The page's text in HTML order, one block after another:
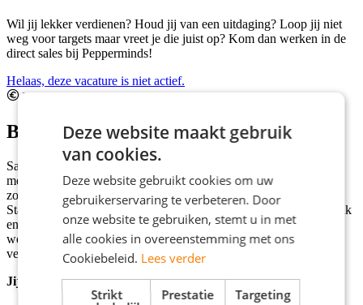
Wil jij lekker verdienen? Houd jij van een uitdaging? Loop jij niet
weg voor targets maar vreet je die juist op? Kom dan werken in de
direct sales bij Pepperminds!
Helaas, deze vacature is niet actief.
Tussen €450,00 en €750,00 Per week
Beschrijving
Samen met de leukste collega’s werk je door het hele land om
mensen te enthousiasmeren op straat of aan de deur voor merken
zoals het Rode Kruis, UNICEF, KWF Kankerbestrijding,
Staatsloterij, Artsen Zonder Grenzen en nog veel meer. Zinvol, leuk
en wisselend werk! Jij bepaalt zelf wanneer en hoe vaak je komt
werken, lekker flexibel! Wij leren je de skills van het direct
verkopen, waar je de rest van je carrière profijt van hebt.
Jij bent:
Deze website maakt gebruik
van cookies.
Deze website gebruikt cookies om uw
gebruikerservaring te verbeteren. Door
onze website te gebruiken, stemt u in met
alle cookies in overeenstemming met ons
Cookiebeleid. Lees verder
Strikt
Prestatie Targeting